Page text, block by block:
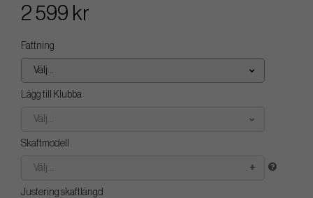
2 599 kr
Fattning
Välj...
Lägg till Klubba
Välj...
Skaftmodell
Välj...
Justering skaftlängd